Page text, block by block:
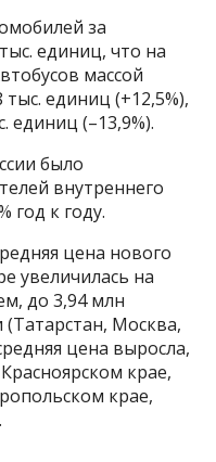
за
единиц, что на
массой
единиц (+12,5%),
единиц (–13,9%).
было
внутреннего
год к году.
цена нового
увеличилась на
до 3,94 млн
(Татарстан, Москва,
цена выросла,
крае,
крае,